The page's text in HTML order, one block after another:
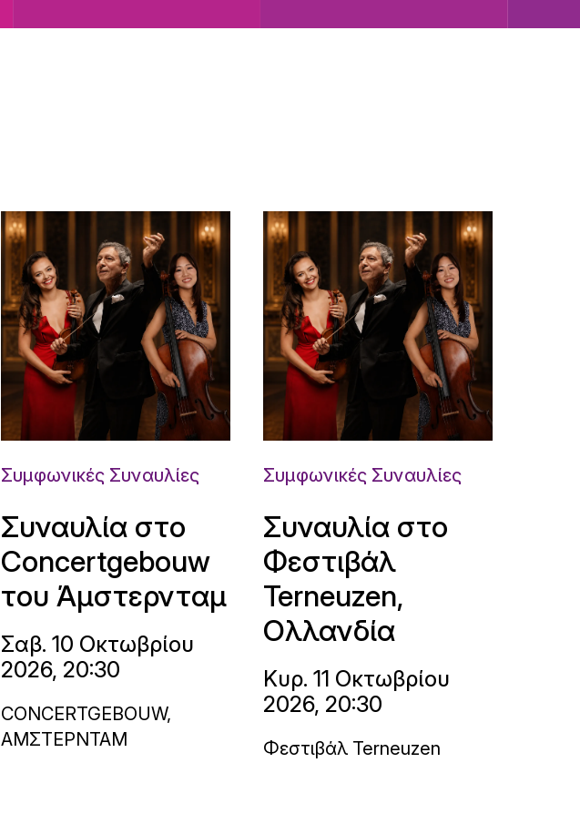
Συμφωνικές Συναυλίες
Συναυλία στο
Concertgebouw
του Άμστερνταμ
Σαβ. 10 Οκτωβρίου
2026, 20:30
CONCERTGEBOUW,
ΑΜΣΤΕΡΝΤΑΜ
Συμφωνικές Συναυλίες
Συναυλία στο
Φεστιβάλ
Terneuzen,
Ολλανδία
Κυρ. 11 Οκτωβρίου
2026, 20:30
Φεστιβάλ Terneuzen